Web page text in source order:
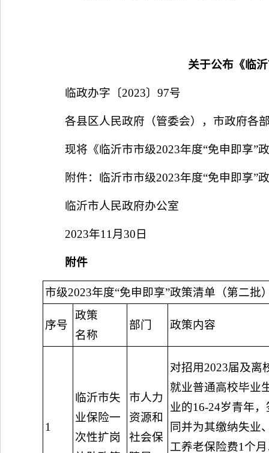
关于公布《临
临政办字〔2023〕97号
各县区人民政府（管委会），市政府各
现将《临沂市市级2023年度“免申即享”
附件：临沂市市级2023年度“免申即享”
临沂市人民政府办公室
2023年11月30日
附件
市级2023年度“免申即享”政策清单（第二批
序号
政策
名称
部门 政策内容
1
临沂市失
业保险一
次性扩岗
市人力
资源和
社会保
对招用2023届及离
就业普通高校毕业
业的16-24岁青年
同并为其缴纳失业
工养老保险费1个